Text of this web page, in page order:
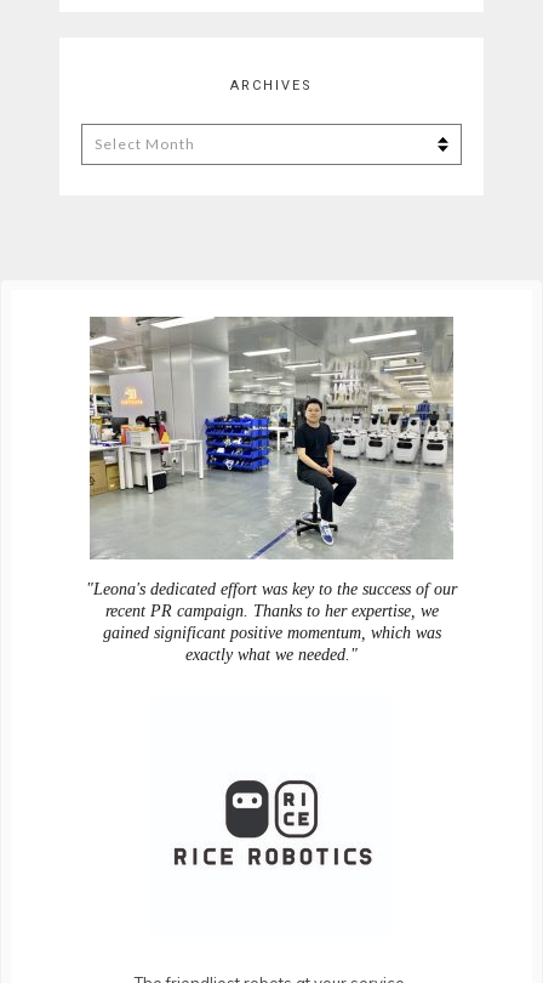
ARCHIVES
Archives
"Leona's dedicated effort was key to the success of our
recent PR campaign. Thanks to her expertise, we
gained significant positive momentum, which was
exactly what we needed."